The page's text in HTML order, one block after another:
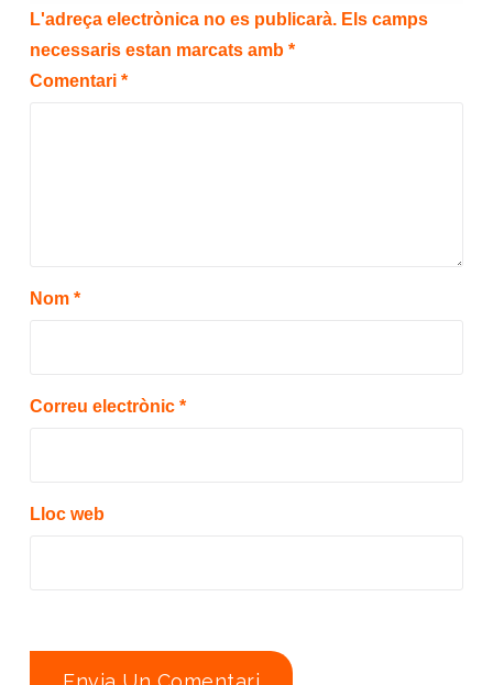
L'adreça electrònica no es publicarà. Els camps
necessaris estan marcats amb *
Comentari *
Nom *
Correu electrònic *
Lloc web